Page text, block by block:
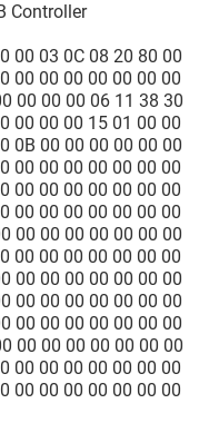
Controller
00 03 0C 08 20 80 00
00 00 00 00 00 00 00
00 00 00 06 11 38 30
00 00 00 15 01 00 00
0B 00 00 00 00 00 00
00 00 00 00 00 00 00
00 00 00 00 00 00 00
00 00 00 00 00 00 00
00 00 00 00 00 00 00
00 00 00 00 00 00 00
00 00 00 00 00 00 00
00 00 00 00 00 00 00
00 00 00 00 00 00 00
00 00 00 00 00 00 00
00 00 00 00 00 00 00
00 00 00 00 00 00 00